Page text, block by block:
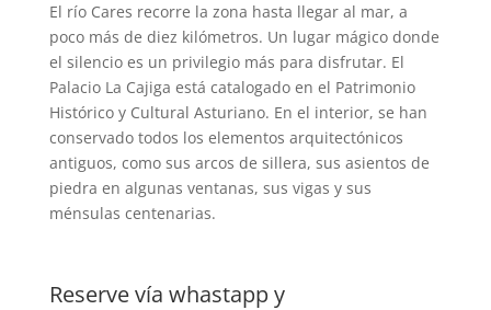
El río Cares recorre la zona hasta llegar al mar, a
poco más de diez kilómetros. Un lugar mágico donde
el silencio es un privilegio más para disfrutar. El
Palacio La Cajiga está catalogado en el Patrimonio
Histórico y Cultural Asturiano. En el interior, se han
conservado todos los elementos arquitectónicos
antiguos, como sus arcos de sillera, sus asientos de
piedra en algunas ventanas, sus vigas y sus
ménsulas centenarias.
Reserve vía whastapp y